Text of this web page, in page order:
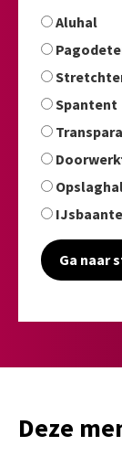
Aluhal
Spantent
Ga naar
Deze